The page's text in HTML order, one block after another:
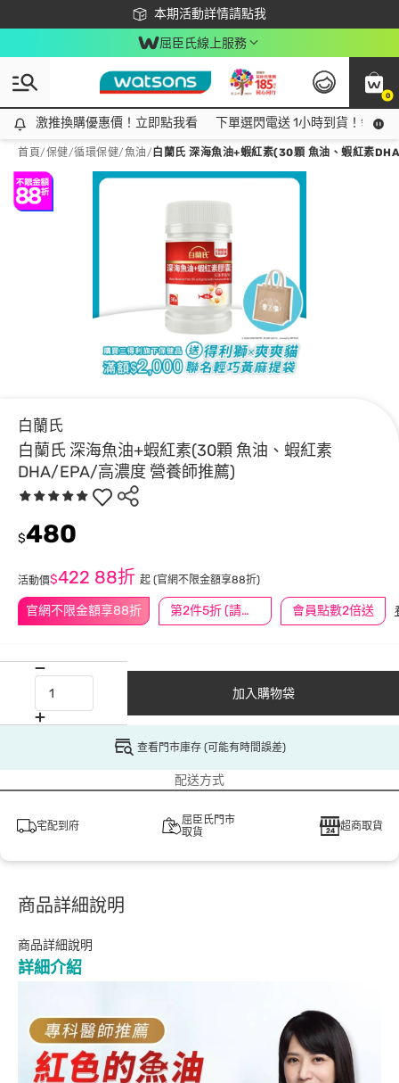
本期活動詳情請點我
下載app最高回饋$350
屈臣氏線上服務
0
激推換購優惠價！立即點我看
激推換購優惠價！立即點我看 下單選閃電送 1小時到貨！領神
首頁/保健/循環保健/ 魚油/ 白蘭氏 深海魚油+蝦紅素(30顆 魚油、蝦紅素
白蘭氏
白蘭氏 深海魚油+蝦紅素(30顆 魚油、蝦紅素
DHA/EPA/高濃度 營養師推薦)
官網不限金額享88折 第2件5折 (請任選2件商品) 會員點數2倍送
$480
活動價$422 88折 起 (官網不限金額享88折)
加入購物袋
查看門市庫存 (可能有時間誤差)
配送方式
宅配到府
屈臣氏門市
取貨
超商取貨
商品詳細說明
商品詳細說明
詳細介紹